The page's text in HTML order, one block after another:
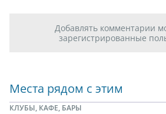
Добавлять комментарии
зарегистрированные
Места рядом с этим
КЛУБЫ, КАФЕ, БАРЫ